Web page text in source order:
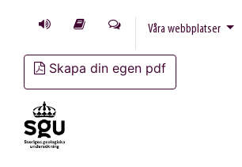
Våra webbplatser
Skapa din egen pdf